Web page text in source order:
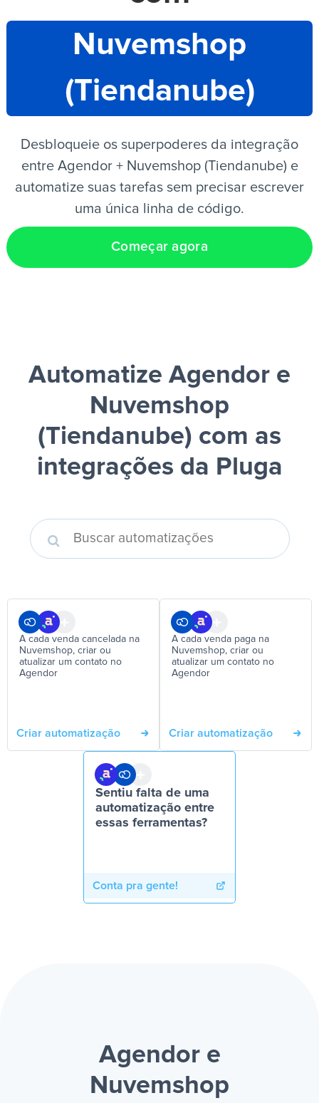
PT
Nuvemshop
(Tiendanube)
Desbloqueie os superpoderes da integração
entre Agendor + Nuvemshop (Tiendanube) e
automatize suas tarefas sem precisar escrever
uma única linha de código.
Começar agora
Automatize Agendor e
Nuvemshop
(Tiendanube) com as
integrações da Pluga
A cada venda cancelada na
Nuvemshop, criar ou
atualizar um contato no
Agendor
Criar automatização
A cada venda paga na
Nuvemshop, criar ou
atualizar um contato no
Agendor
Criar automatização
Sentiu falta de uma
automatização entre
essas ferramentas?
Conta pra gente!
Agendor e
Nuvemshop